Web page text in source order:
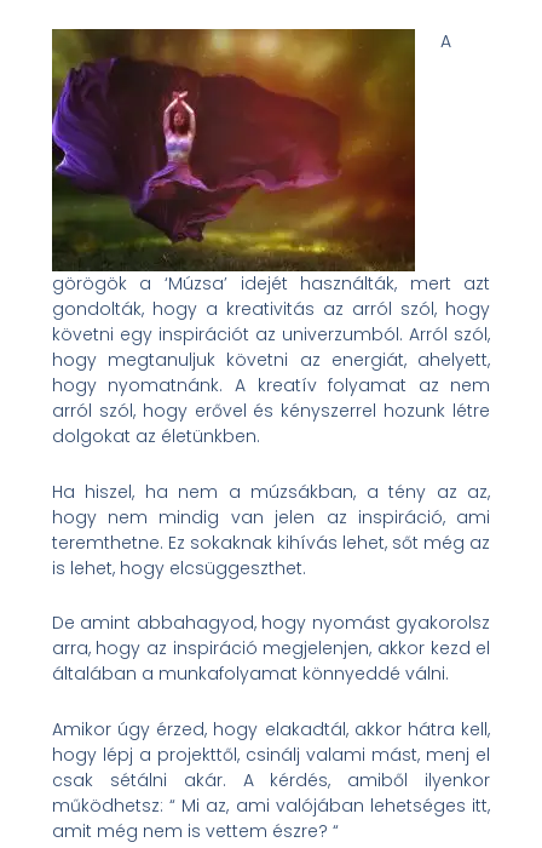
A
görögök a ‘Múzsa’ idejét használták, mert azt
gondolták, hogy a kreativitás az arról szól, hogy
követni egy inspirációt az univerzumból. Arról szól,
hogy megtanuljuk követni az energiát, ahelyett,
hogy nyomatnánk. A kreatív folyamat az nem
arról szól, hogy erővel és kényszerrel hozunk létre
dolgokat az életünkben.
Ha hiszel, ha nem a múzsákban, a tény az az,
hogy nem mindig van jelen az inspiráció, ami
teremthetne. Ez sokaknak kihívás lehet, sőt még az
is lehet, hogy elcsüggeszthet.
De amint abbahagyod, hogy nyomást gyakorolsz
arra, hogy az inspiráció megjelenjen, akkor kezd el
általában a munkafolyamat könnyeddé válni.
Amikor úgy érzed, hogy elakadtál, akkor hátra kell,
hogy lépj a projekttől, csinálj valami mást, menj el
csak sétálni akár. A kérdés, amiből ilyenkor
működhetsz: “ Mi az, ami valójában lehetséges itt,
amit még nem is vettem észre? “